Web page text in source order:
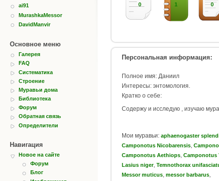
ai91
MurashkaMessor
DavidManvir
Основное меню
Галерея
FAQ
Систематика
Строение
Муравьи дома
Библиотека
Форум
Обратная связь
Определители
Навигация
Новое на сайте
Форум
Блог
0 1 0
Персональная информация:
Полное имя: Даниил
Интересы: энтомология.
Кратко о себе:
Содержу и исследую , изучаю
Мои муравьи: aphaenogaster
Camponotus Nicobarensis
Camponotus Aethiops Camponotus
Lasius niger, Temnothorax
Messor muticus messor barbarus